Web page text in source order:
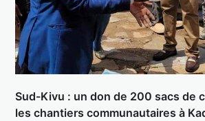
Sud-Kivu : un don de 200 sacs de
les chantiers communautaires à